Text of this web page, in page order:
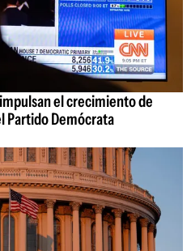
el crecimiento de
Partido Demócrata